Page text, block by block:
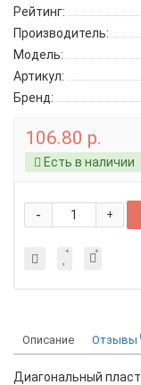
Рейтинг:
Производитель:
Модель:
Артикул:
Бренд:
106.80 р.
Есть в наличии
+
-
Описание Отзывы
Диагональный